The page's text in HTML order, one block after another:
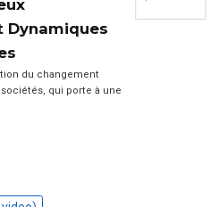
Dynamiques
du changement
qui porte à une